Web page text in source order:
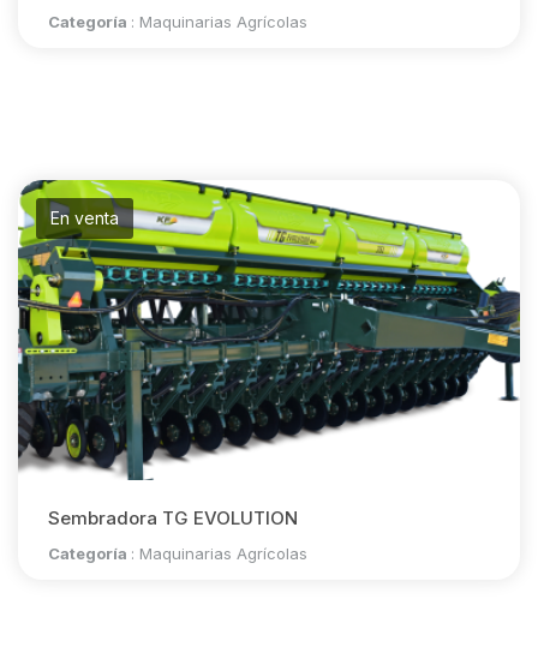
Categoría : Maquinarias Agrícolas
En venta
Sembradora TG EVOLUTION
Categoría : Maquinarias Agrícolas